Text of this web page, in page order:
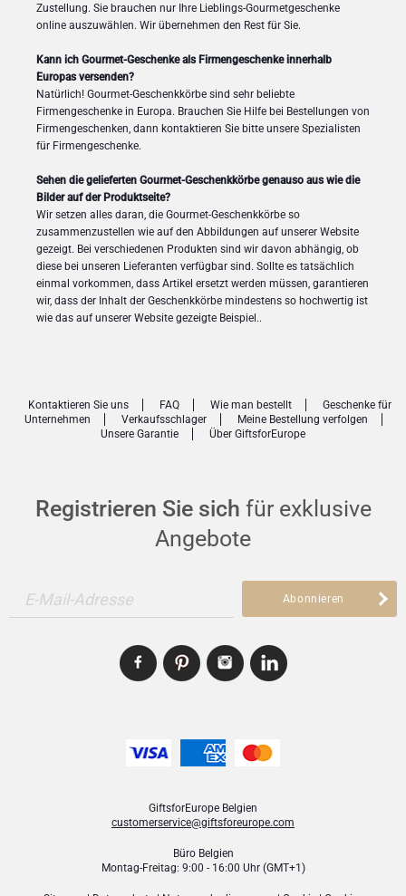
Zustellung. Sie brauchen nur Ihre Lieblings-Gourmetgeschenke
online auszuwählen. Wir übernehmen den Rest für Sie.
Kann ich Gourmet-Geschenke als Firmengeschenke innerhalb
Europas versenden?
Natürlich! Gourmet-Geschenkkörbe sind sehr beliebte
Firmengeschenke in Europa. Brauchen Sie Hilfe bei Bestellungen von
Firmengeschenken, dann kontaktieren Sie bitte unsere Spezialisten
für Firmengeschenke.
Sehen die gelieferten Gourmet-Geschenkkörbe genauso aus wie die
Bilder auf der Produktseite?
Wir setzen alles daran, die Gourmet-Geschenkkörbe so
zusammenzustellen wie auf den Abbildungen auf unserer Website
gezeigt. Bei verschiedenen Produkten sind wir davon abhängig, ob
diese bei unseren Lieferanten verfügbar sind. Sollte es tatsächlich
einmal vorkommen, dass Artikel ersetzt werden müssen, garantieren
wir, dass der Inhalt der Geschenkkörbe mindestens so hochwertig ist
wie das auf unserer Website gezeigte Beispiel..
Registrieren Sie sich für exklusive
Angebote
E-Mail-Adresse Abonnieren
Kontaktieren Sie uns FAQ Wie man bestellt
Geschenke für
Unternehmen
Verkaufsschlager
Meine Bestellung verfolgen
Unsere Garantie
Über GiftsforEurope
GiftsforEurope Belgien
customerservice@giftsforeurope.com
Büro Belgien
Montag-Freitag: 9:00 - 16:00 Uhr (GMT+1)